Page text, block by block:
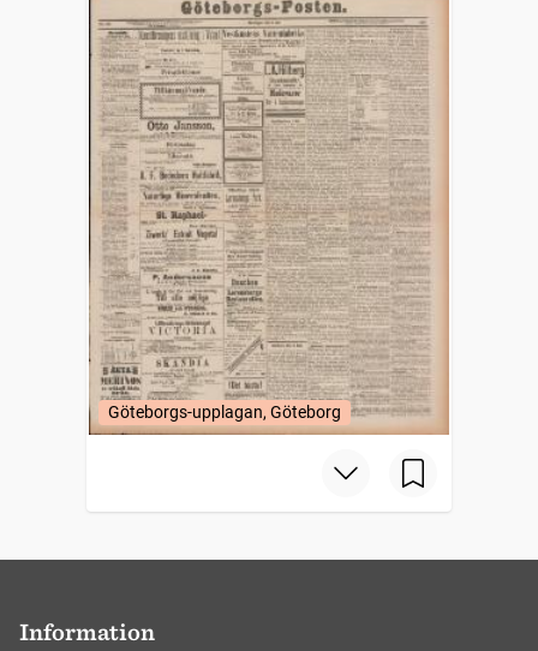
Göteborgs-upplagan, Göteborg
Information